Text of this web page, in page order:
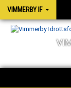
VIMMERBY IF